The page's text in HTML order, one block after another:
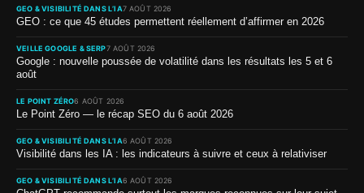
GEO & VISIBILITÉ DANS L’IA7 AOÛT 2026
GEO : ce que 45 études permettent réellement d’affirmer en 2026
VEILLE GOOGLE & SERP7 AOÛT 2026
Google : nouvelle poussée de volatilité dans les résultats les 5 et 6
août
LE POINT ZÉRO6 AOÛT 2026
Le Point Zéro — le récap SEO du 6 août 2026
GEO & VISIBILITÉ DANS L’IA6 AOÛT 2026
Visibilité dans les IA : les indicateurs à suivre et ceux à relativiser
GEO & VISIBILITÉ DANS L’IA6 AOÛT 2026